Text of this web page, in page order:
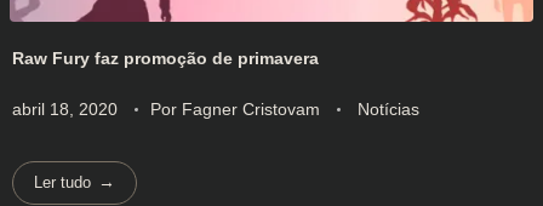
Raw Fury faz promoção de primavera
abril 18, 2020 Por Fagner Cristovam Notícias
Ler tudo